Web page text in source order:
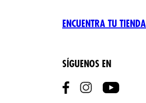
ENCUENTRA TU TIENDA
SÍGUENOS EN